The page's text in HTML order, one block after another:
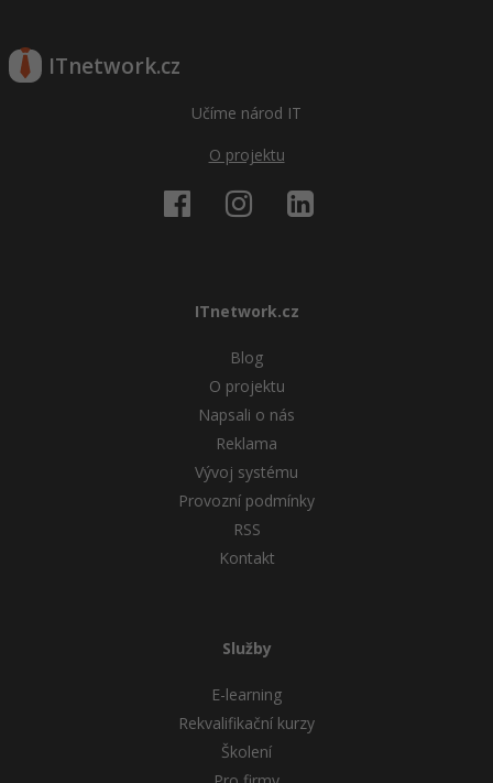
ITnetwork.cz
Učíme národ IT
O projektu
ITnetwork.cz
Blog
O projektu
Napsali o nás
Reklama
Vývoj systému
Provozní podmínky
RSS
Kontakt
Služby
E-learning
Rekvalifikační kurzy
Školení